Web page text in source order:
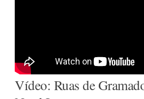
Vídeo: Ruas de